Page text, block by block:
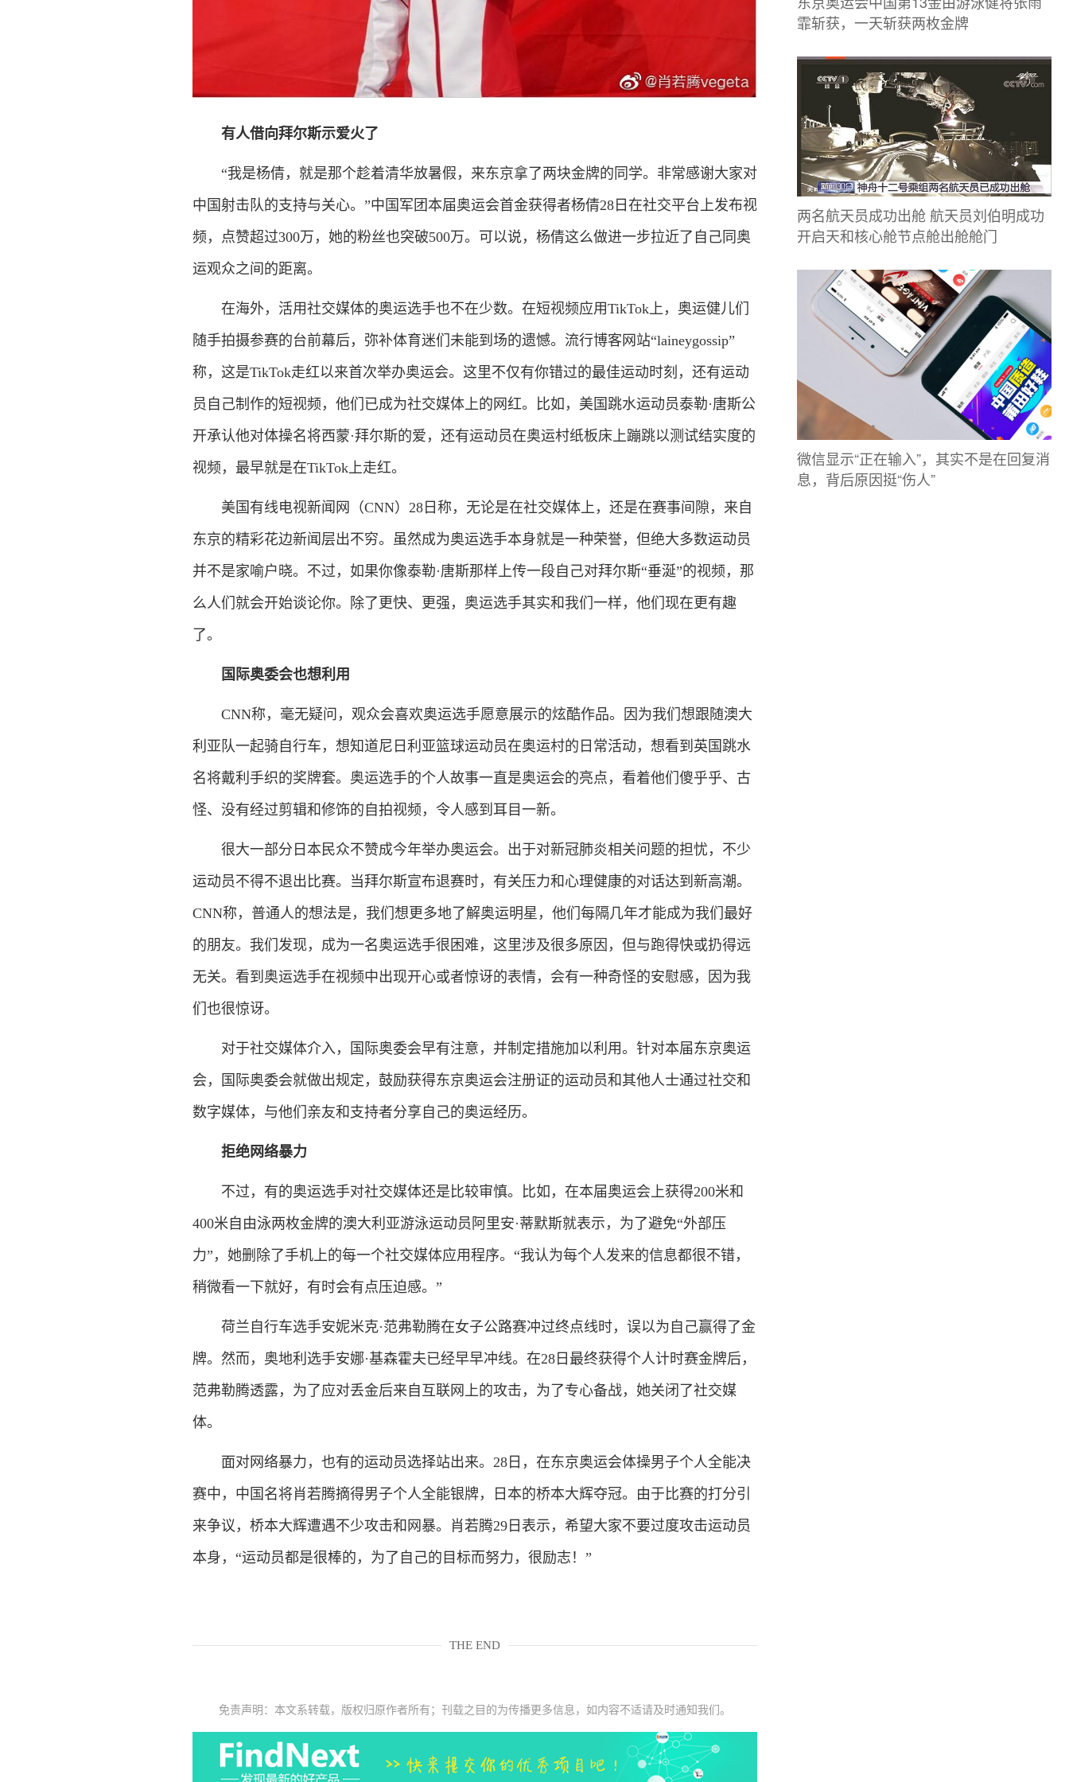
有人借向拜尔斯示爱火了
“我是杨倩，就是那个趁着清华放暑假，来东京拿了两块金牌的同学。非常感谢大家对
中国射击队的支持与关心。”中国军团本届奥运会首金获得者杨倩28日在社交平台上发布视
频，点赞超过300万，她的粉丝也突破500万。可以说，杨倩这么做进一步拉近了自己同奥
运观众之间的距离。
在海外，活用社交媒体的奥运选手也不在少数。在短视频应用TikTok上，奥运健儿们
随手拍摄参赛的台前幕后，弥补体育迷们未能到场的遗憾。流行博客网站“laineygossip”
称，这是TikTok走红以来首次举办奥运会。这里不仅有你错过的最佳运动时刻，还有运动
员自己制作的短视频，他们已成为社交媒体上的网红。比如，美国跳水运动员泰勒·唐斯公
开承认他对体操名将西蒙·拜尔斯的爱，还有运动员在奥运村纸板床上蹦跳以测试结实度的
视频，最早就是在TikTok上走红。
美国有线电视新闻网（CNN）28日称，无论是在社交媒体上，还是在赛事间隙，来自
东京的精彩花边新闻层出不穷。虽然成为奥运选手本身就是一种荣誉，但绝大多数运动员
并不是家喻户晓。不过，如果你像泰勒·唐斯那样上传一段自己对拜尔斯“垂涎”的视频，那
么人们就会开始谈论你。除了更快、更强，奥运选手其实和我们一样，他们现在更有趣
了。
国际奥委会也想利用
CNN称，毫无疑问，观众会喜欢奥运选手愿意展示的炫酷作品。因为我们想跟随澳大
利亚队一起骑自行车，想知道尼日利亚篮球运动员在奥运村的日常活动，想看到英国跳水
名将戴利手织的奖牌套。奥运选手的个人故事一直是奥运会的亮点，看着他们傻乎乎、古
怪、没有经过剪辑和修饰的自拍视频，令人感到耳目一新。
很大一部分日本民众不赞成今年举办奥运会。出于对新冠肺炎相关问题的担忧，不少
运动员不得不退出比赛。当拜尔斯宣布退赛时，有关压力和心理健康的对话达到新高潮。
CNN称，普通人的想法是，我们想更多地了解奥运明星，他们每隔几年才能成为我们最好
的朋友。我们发现，成为一名奥运选手很困难，这里涉及很多原因，但与跑得快或扔得远
无关。看到奥运选手在视频中出现开心或者惊讶的表情，会有一种奇怪的安慰感，因为我
们也很惊讶。
对于社交媒体介入，国际奥委会早有注意，并制定措施加以利用。针对本届东京奥运
会，国际奥委会就做出规定，鼓励获得东京奥运会注册证的运动员和其他人士通过社交和
数字媒体，与他们亲友和支持者分享自己的奥运经历。
拒绝网络暴力
不过，有的奥运选手对社交媒体还是比较审慎。比如，在本届奥运会上获得200米和
400米自由泳两枚金牌的澳大利亚游泳运动员阿里安·蒂默斯就表示，为了避免“外部压
力”，她删除了手机上的每一个社交媒体应用程序。“我认为每个人发来的信息都很不错，
稍微看一下就好，有时会有点压迫感。”
荷兰自行车选手安妮米克·范弗勒腾在女子公路赛冲过终点线时，误以为自己赢得了金
牌。然而，奥地利选手安娜·基森霍夫已经早早冲线。在28日最终获得个人计时赛金牌后，
范弗勒腾透露，为了应对丢金后来自互联网上的攻击，为了专心备战，她关闭了社交媒
体。
面对网络暴力，也有的运动员选择站出来。28日，在东京奥运会体操男子个人全能决
赛中，中国名将肖若腾摘得男子个人全能银牌，日本的桥本大辉夺冠。由于比赛的打分引
来争议，桥本大辉遭遇不少攻击和网暴。肖若腾29日表示，希望大家不要过度攻击运动员
本身，“运动员都是很棒的，为了自己的目标而努力，很励志！”
THE END
免责声明：本文系转载，版权归原作者所有；刊载之目的为传播更多信息，如内容不适请及时通知我们。
霏斩获，一天斩获两枚金牌
两名航天员成功出舱 航天员刘伯明成功
开启天和核心舱节点舱出舱舱门
微信显示“正在输入”，其实不是在回复消
息，背后原因挺“伤人”